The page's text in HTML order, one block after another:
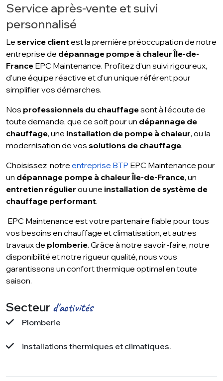
Service après-vente et suivi
personnalisé
Le service client est la première préoccupation de notre
entreprise de dépannage pompe à chaleurÎle-de-
France EPC Maintenance. Profitez d'un suivi rigoureux,
d'une équipe réactive et d'un unique référent pour
simplifier vos démarches.
Nos professionnels du chauffagesont à l’écoute de
toute demande, que ce soit pour un dépannage de
chauffage, une installation de pompe à chaleur, ou la
modernisation de vos solutions de chauffage.
Choisissez notre entreprise BTP EPC Maintenance pour
un dépannage pompe à chaleur Île-de-France, un
entretien régulier ou une installation de système de
chauffage performant.
EPC Maintenance est votre partenaire fiable pour tous
vos besoins en chauffage et climatisation, et autres
travaux de plomberie. Grâce à notre savoir-faire, notre
disponibilité et notre rigueur qualité, nous vous
garantissons un confort thermique optimal en toute
saison.
Secteur d'activités
Plomberie
installations thermiques et climatiques.